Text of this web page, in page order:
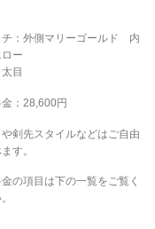
チ：外側マリーゴールド 内
ー
目
：28,600円
剣先スタイルなどはご自由
す。
の項目は下の一覧をご覧く